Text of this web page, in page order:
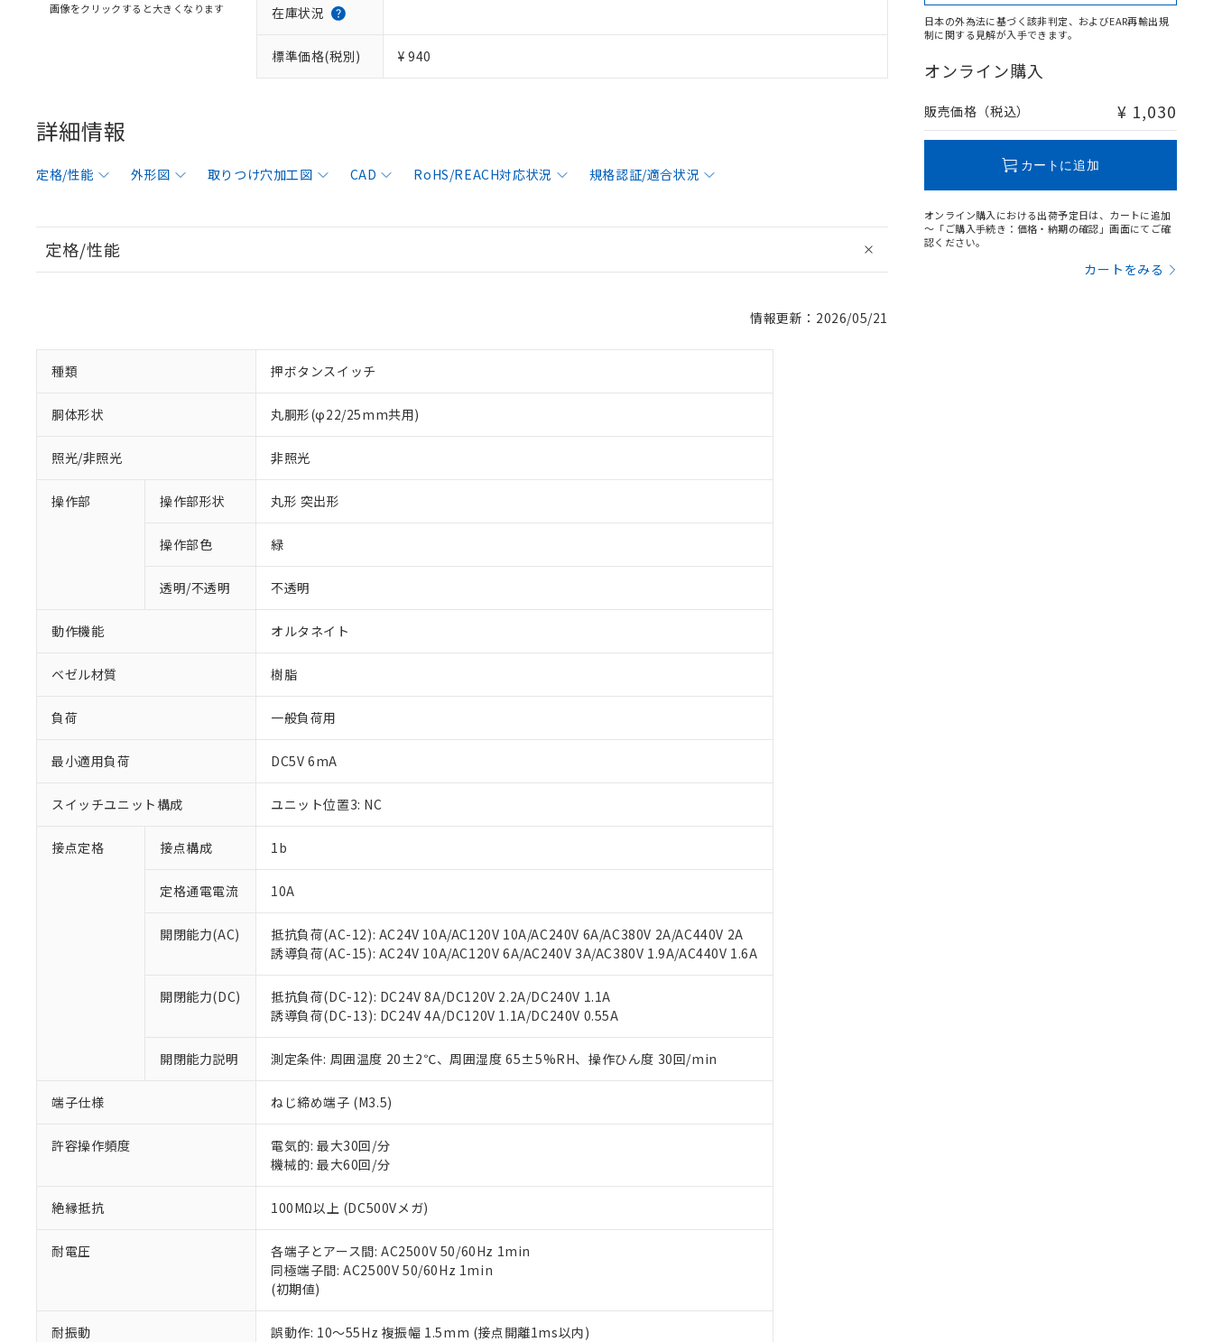
画像をクリックすると大きくなります 在庫状況
標準価格(税別) ¥ 940
詳細情報
定格/性能 外形図 取りつけ穴加工図 CAD RoHS/REACH対応状況 規格認証/適合状況
定格/性能
情報更新：2026/05/21
種類 押ボタンスイッチ
胴体形状 丸胴形(φ22/25mm共用)
照光/非照光 非照光
操作部 操作部形状 丸形 突出形
操作部色 緑
透明/不透明 不透明
動作機能 オルタネイト
ベゼル材質 樹脂
負荷 一般負荷用
最小適用負荷 DC5V 6mA
スイッチユニット構成 ユニット位置3: NC
接点定格 接点構成 1b
定格通電電流 10A
開閉能力(AC)
抵抗負荷(AC-12): AC24V 10A/AC120V 10A/AC240V 6A/AC380V 2A/AC440V 2A
誘導負荷(AC-15): AC24V 10A/AC120V 6A/AC240V 3A/AC380V 1.9A/AC440V 1.6A
開閉能力(DC)
抵抗負荷(DC-12): DC24V 8A/DC120V 2.2A/DC240V 1.1A
誘導負荷(DC-13): DC24V 4A/DC120V 1.1A/DC240V 0.55A
開閉能力説明 測定条件: 周囲温度 20±2℃、周囲湿度 65±5%RH、操作ひん度 30回/min
端子仕様 ねじ締め端子 (M3.5)
許容操作頻度
電気的: 最大30回/分
機械的: 最大60回/分
絶縁抵抗 100MΩ以上 (DC500Vメガ)
耐電圧
各端子とアース間: AC2500V 50/60Hz 1min
同極端子間: AC2500V 50/60Hz 1min
(初期値)
耐振動 誤動作: 10～55Hz 複振幅 1.5mm (接点開離1ms以内)
日本の外為法に基づく該非判定、およびEAR再輸出規
制に関する見解が入手できます。
オンライン購入
販売価格（税込） ¥ 1,030
カートに追加
オンライン購入における出荷予定日は、カートに追加
～「ご購入手続き：価格・納期の確認」画面にてご確
認ください。
カートをみる
ご利用条件
以下の条件をお読みいただき、同意のうえご利用ください。
本サービスは、当社制御機器事業取扱商品の当社在庫状況および標準価格(税抜)を提供させていただ
くものです。
在庫状況および標準価格照会結果は、記載している更新日時点での社内データに基づき作成されるも
のであり、閲覧された時点での実際の在庫および標準価格とは異なる場合があることをご了承くださ
い。
正式な納期状況および標準価格はお客様のお取引先、またはお客様担当のオムロン制御機器販売店・
当社販売員にご相談ください。
オムロン制御機器販売店や当社販売拠点は「
す。
マイパーツ機能（部品リスト作成サービス）をご利用いただくには、I-Webメンバーズにご登録され
ている必要があります。
が、当社の製品・サービスに関するお客様との取引・商談に必要な範囲で利用することをご了承くだ
さい。
※当社の共同利用者とは、"個人情報の共同利用に関して"
いる法人を指します。
※1 対応状況
対応済み：EU RoHS指令（10物質）の非含有に対応した製品が提供可能な商品です。
対応予定：EU RoHS指令（10物質）の非含有に対応した製品に切り替える予定のある商品です。
非該当品：ライセンス料など無形物で、有害物質有無と関係のない商品です。
仕入先様の事情により、非含有部品としていたものが、含有品と判明した場合などやむを得ず変更すること
があります。
*EU RoHS指令（10物質）：
鉛(Pb) 1000ppm以下、 水銀(Hg) 1000ppm以下、 カドミウム(Cd) 100ppm以下、
六価クロム(Cr(Ⅵ)) 1000ppm以下、ポリ臭化ビフェニル類(PBB) 1000ppm以下、ポリ臭化ジフェニルエーテル類(PBDE) 1000ppm以下、
フタル酸ビス(2-エチルヘキシル) (DEHP)(別名：DOP) 1000ppm以下、フタル酸ブチルベンジル（BBP） 1000ppm以下、フタル酸ジブチ
ル（DBP） 1000ppm以下、フタル酸ジイソブチル (DIBP) 1000ppm以下
但し、RoHS指令で産業用監視および制御機器に対する適用除外項目は除く。
※2 対応予定月
部品在庫の切り替え状況などにより、予定月が前後することがあります。
※3 非含有証明書ダウンロード
下記の非含有証明書をダウンロードすることができます。
EU RoHS指令（10物質）の非含有証明書
51物質の非含有証明書（当社基準）
※本証明書は発行日時点で非含有を証明するもので、過去に遡って非含有を証明するものではありません。
また、RoHS指令のフタル酸エステル類４物質の対応では、対応完了までの期間は出荷製品に未対応品が
※1 中国RoHS○×表
「×」：最大均質材料含有率が中国RoHSの基準値を超えていることを示します。
「－」：未確認です。当社販売部門へお問い合わせください。
*中国RoHS10物質の基準値 (GB/T26572)：
Pb(鉛) :1000ppm、 Hg(水銀) : 1000ppm、 Cd(カドミウム) : 100ppm、
Cr(Ⅵ)(六価クロム) : 1000ppm、 PBBs(ポリ臭化ビフェニル類) : 1000ppm、 PBDEs(ポリ臭化ジフェニルエーテル類) : 1000ppm、
DBP(フタル酸ジブチル) : 1000ppm、 DIBP(フタル酸ジイソブチル) : 1000ppm、 BBP(フタル酸ブチルベンジル) : 1000ppm、
DEHP(フタル酸ビス(2-エチルヘキシル)) : 1000ppm
※2 環境保護使用期限
「ｅ」：有害物質（10物質）のすべてが基準値以下であることを示します。
「10」：通常の使用状況下において有害物質が外部に漏えいし、環境に深刻な影響を及ぼさない年数を意
「－」：未確認です。当社販売部門へお問い合わせください。
当社は、これら貴社製品のうち、外国為替および外国貿易法に定める商品（以下｢規制貨物等」とい
などの必要な手続きをとります。
当社は規制貨物を破棄する場合は、完全に破砕するなど、違法に輸出されないよう必要な手段を講じ
ます。
置等に一切使用いたしません。
当社は、貴社製品を第三者に販売する場合は、上記1、2および3の内容を当該第三者に通知します。
また当社は、販売先および販売に係わる関係者が違法に輸出するおそれがある場合は、取り引きをい
たしません。
記
号
説明
○ 一定数以上の在庫あり
△ 一定数には満たないが在庫あり
－
在庫なし(最新の在庫状況については、お客様のお取引先、またはお客様担当のオムロン制御
機器販売店・当社販売員にご確認ください)
空
白
受注生産機種、また在庫状況の情報を公開していない機種